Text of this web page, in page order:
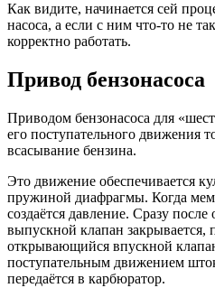
Как видите, начинается сей
насоса, а если с ним что-то не
корректно работать.
Привод бензонасоса
Приводом бензонасоса для
его поступательного движения
всасывание бензина.
Это движение обеспечивается
пружиной диафрагмы. Когда
создаётся давление. Сразу
выпускной клапан закрывается,
открывающийся впускной
поступательным движением
передаётся в карбюратор.